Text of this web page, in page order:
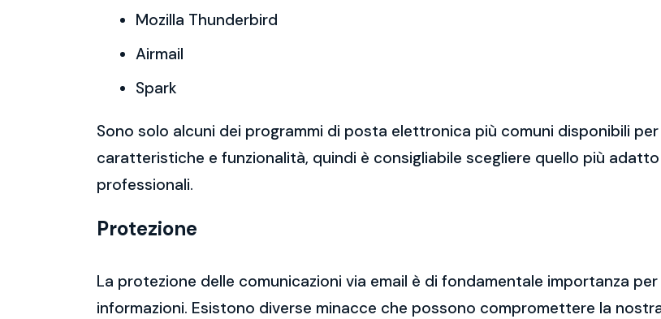
Mozilla Thunderbird
Airmail
Spark
Sono solo alcuni dei programmi di posta elettronica più comuni disponibili
caratteristiche e funzionalità, quindi è consigliabile scegliere quello più
professionali.
Protezione
La protezione delle comunicazioni via email è di fondamentale importanza
informazioni. Esistono diverse minacce che possono compromettere la